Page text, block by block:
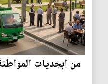
من ابجديات